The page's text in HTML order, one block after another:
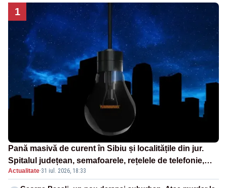
1
Pană masivă de curent în Sibiu și localitățile din jur.
Spitalul județean, semafoarele, rețelele de telefonie,
grav afectate
Actualitate·31 iul. 2026, 18:33